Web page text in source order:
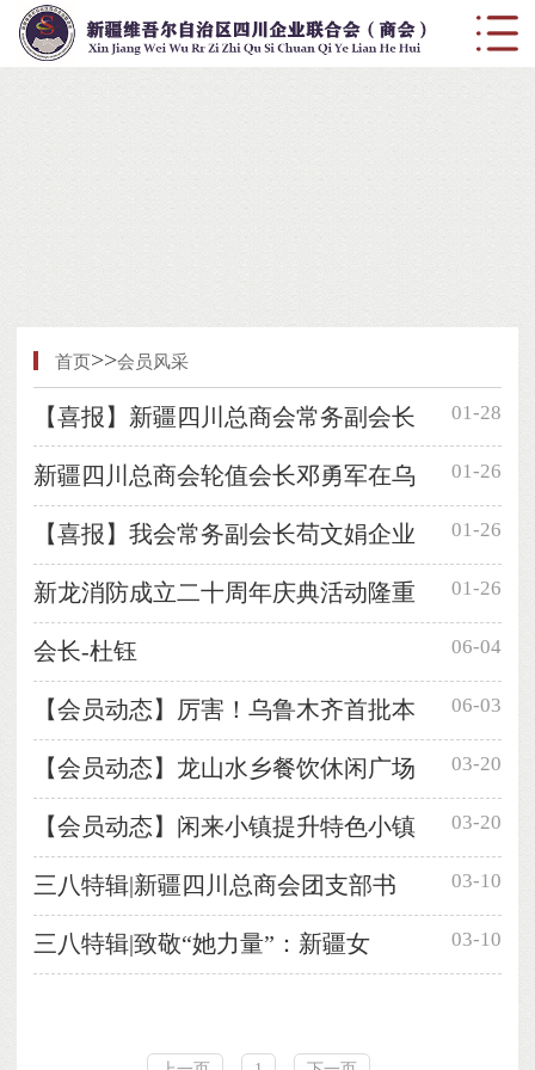
首页>>会员风采
【喜报】新疆四川总商会常务副会长 01-28
新疆四川总商会轮值会长邓勇军在乌 01-26
【喜报】我会常务副会长苟文娟企业 01-26
新龙消防成立二十周年庆典活动隆重 01-26
会长-杜钰 06-04
【会员动态】厉害！乌鲁木齐首批本 06-03
【会员动态】龙山水乡餐饮休闲广场 03-20
【会员动态】闲来小镇提升特色小镇 03-20
三八特辑|新疆四川总商会团支部书 03-10
三八特辑|致敬“她力量”：新疆女 03-10